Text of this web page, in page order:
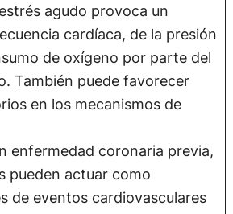
agudo provoca un
cardíaca, de la presión
de oxígeno por parte del
También puede favorecer
en los mecanismos de
enfermedad coronaria previa,
pueden actuar como
de eventos cardiovasculares